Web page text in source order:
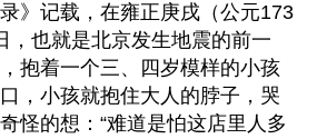
》记载，在雍正庚戌（公元173
，也就是北京发生地震的前一
抱着一个三、四岁模样的小孩
，小孩就抱住大人的脖子，哭
怪的想：“难道是怕这店里人多